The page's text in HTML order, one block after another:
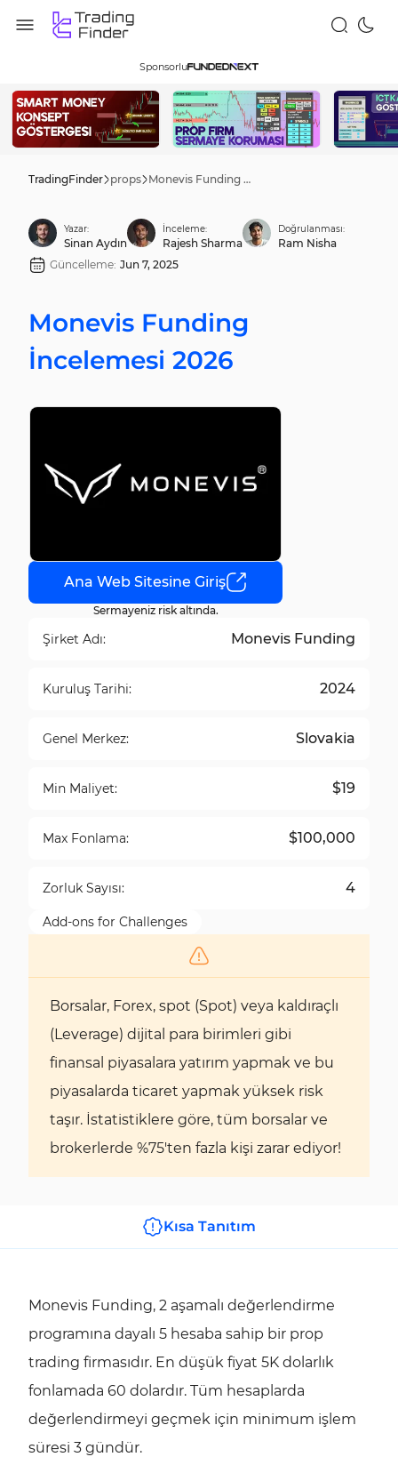
Sponsorlu
TradingFinder props Monevis Funding İncelemesi 2026
Yazar:
Sinan Aydın
İnceleme:
Rajesh Sharma
Doğrulanması:
Ram Nisha
Güncelleme: Jun 7, 2025
Monevis Funding
İncelemesi 2026
Ana Web Sitesine Giriş
Sermayeniz risk altında.
Şirket Adı: Monevis Funding
Kuruluş Tarihi: 2024
Genel Merkez: Slovakia
Min Maliyet: $19
Max Fonlama: $100,000
Zorluk Sayısı: 4
Add-ons for Challenges
Borsalar, Forex, spot (Spot) veya kaldıraçlı
(Leverage) dijital para birimleri gibi
finansal piyasalara yatırım yapmak ve bu
piyasalarda ticaret yapmak yüksek risk
taşır. İstatistiklere göre, tüm borsalar ve
brokerlerde %75'ten fazla kişi zarar ediyor!
Kısa Tanıtım
Monevis Funding, 2 aşamalı değerlendirme
programına dayalı 5 hesaba sahip bir prop
trading firmasıdır. En düşük fiyat 5K dolarlık
fonlamada 60 dolardır. Tüm hesaplarda
değerlendirmeyi geçmek için minimum işlem
süresi 3 gündür.